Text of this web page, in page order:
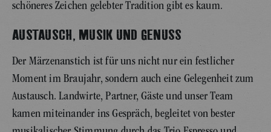
schöneres Zeichen gelebter Tradition gibt es kaum.
AUSTAUSCH, MUSIK UND GENUSS
Der Märzenanstich ist für uns nicht nur ein festlicher
Moment im Braujahr, sondern auch eine Gelegenheit zum
Austausch. Landwirte, Partner, Gäste und unser Team
kamen miteinander ins Gespräch, begleitet von bester